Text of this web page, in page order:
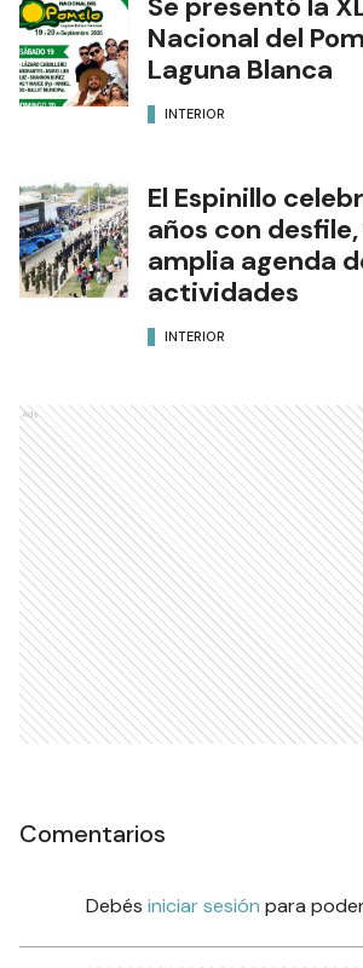
Nacional del
Laguna Blanca
INTERIOR
El Espinillo
años con
amplia agenda
actividades
INTERIOR
Ads
Comentarios
Debés iniciar sesión para